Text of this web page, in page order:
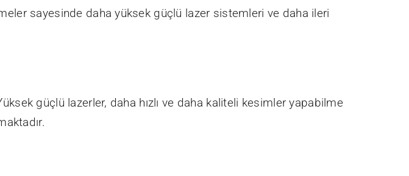
sayesinde daha yüksek güçlü lazer sistemleri ve daha ileri
güçlü lazerler, daha hızlı ve daha kaliteli kesimler yapabilme